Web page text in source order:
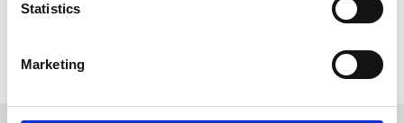
Statistics
Marketing
Sem artigos relacionados
Voltar